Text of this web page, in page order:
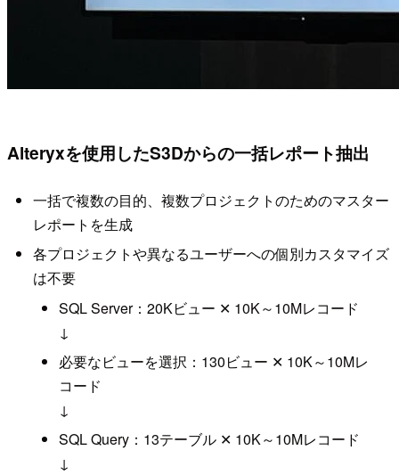
Alteryxを使用したS3Dからの一括レポート抽出
一括で複数の目的、複数プロジェクトのためのマスター
レポートを生成
各プロジェクトや異なるユーザーへの個別カスタマイズ
は不要
SQL Server：20Kビュー ✕ 10K～10Mレコード
↓
必要なビューを選択：130ビュー ✕ 10K～10Mレ
コード
↓
SQL Query：13テーブル ✕ 10K～10Mレコード
↓